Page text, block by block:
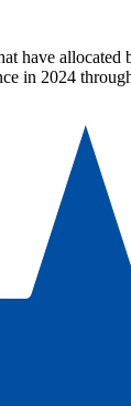
have allocated
in 2024